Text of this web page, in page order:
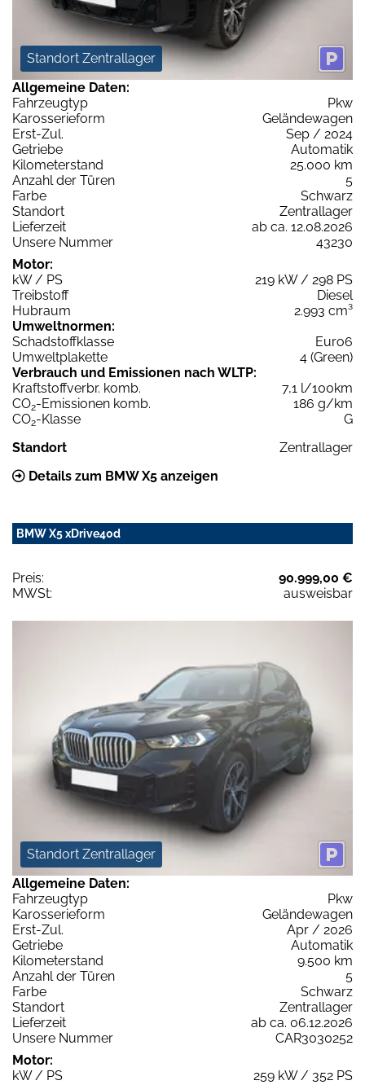
Standort Zentrallager
Allgemeine Daten:
Fahrzeugtyp
Pkw
Karosserieform
Geländewagen
Erst-Zul.
Sep / 2024
Getriebe
Automatik
Kilometerstand
25.000 km
Anzahl der Türen
5
Farbe
Schwarz
Standort
Zentrallager
Lieferzeit
ab ca. 12.08.2026
Unsere Nummer
43230
Motor:
kW / PS
219 kW / 298 PS
Treibstoff
Diesel
Hubraum
2.993 cm³
Umweltnormen:
Schadstoffklasse
Euro6
Umweltplakette
4 (Green)
Verbrauch und Emissionen nach WLTP:
Kraftstoffverbr. komb.
7,1 l/100km
CO2-Emissionen komb.
186 g/km
CO2-Klasse
G
Standort
Zentrallager
Details zum BMW X5 anzeigen
BMW X5 xDrive40d
Preis:
90.999,00 €
MWSt:
ausweisbar
Standort Zentrallager
Allgemeine Daten:
Fahrzeugtyp
Pkw
Karosserieform
Geländewagen
Erst-Zul.
Apr / 2026
Getriebe
Automatik
Kilometerstand
9.500 km
Anzahl der Türen
5
Farbe
Schwarz
Standort
Zentrallager
Lieferzeit
ab ca. 06.12.2026
Unsere Nummer
CAR3030252
Motor:
kW / PS
259 kW / 352 PS